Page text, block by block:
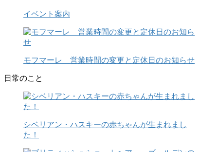
イベント案内
モフマーレ 営業時間の変更と定休日のお知らせ
日常のこと
シベリアン・ハスキーの赤ちゃんが生まれまし
た！